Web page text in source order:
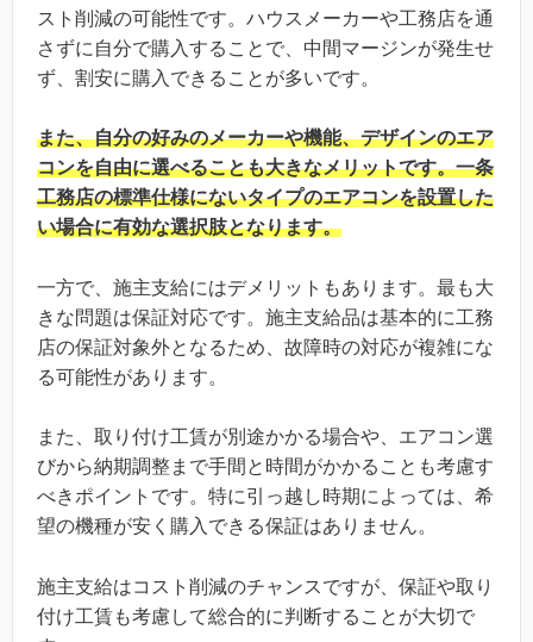
スト削減の可能性です。ハウスメーカーや工務店を通
さずに自分で購入することで、中間マージンが発生せ
ず、割安に購入できることが多いです。
また、自分の好みのメーカーや機能、デザインのエア
コンを自由に選べることも大きなメリットです。一条
工務店の標準仕様にないタイプのエアコンを設置した
い場合に有効な選択肢となります。
一方で、施主支給にはデメリットもあります。最も大
きな問題は保証対応です。施主支給品は基本的に工務
店の保証対象外となるため、故障時の対応が複雑にな
る可能性があります。
また、取り付け工賃が別途かかる場合や、エアコン選
びから納期調整まで手間と時間がかかることも考慮す
べきポイントです。特に引っ越し時期によっては、希
望の機種が安く購入できる保証はありません。
施主支給はコスト削減のチャンスですが、保証や取り
付け工賃も考慮して総合的に判断することが大切で